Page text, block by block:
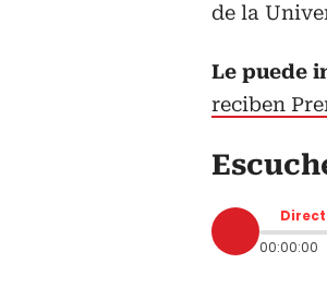
de la
Le puede
reciben
00:00:00